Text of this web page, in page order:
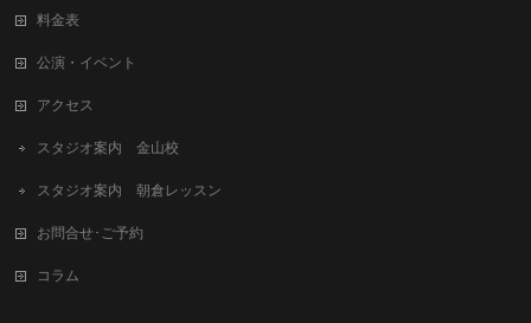
料金表
公演・イベント
アクセス
スタジオ案内 金山校
スタジオ案内 朝倉レッスン
お問合せ･ご予約
コラム